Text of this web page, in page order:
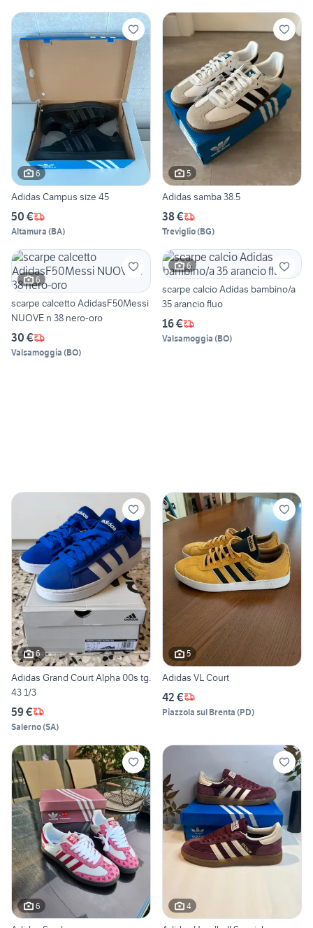
6
Adidas Campus size 45
50 €
Altamura (BA)
5
Adidas samba 38.5
38 €
Treviglio(BG)
6
scarpe calcetto AdidasF50Messi
NUOVE n 38 nero-oro
30 €
Valsamoggia (BO)
6
scarpe calcio Adidas bambino/a
35 arancio fluo
16 €
Valsamoggia (BO)
6
Adidas Grand Court Alpha 00s tg.
43 1/3
59 €
Salerno(SA)
5
Adidas VL Court
42 €
Piazzola sul Brenta (PD)
6 4